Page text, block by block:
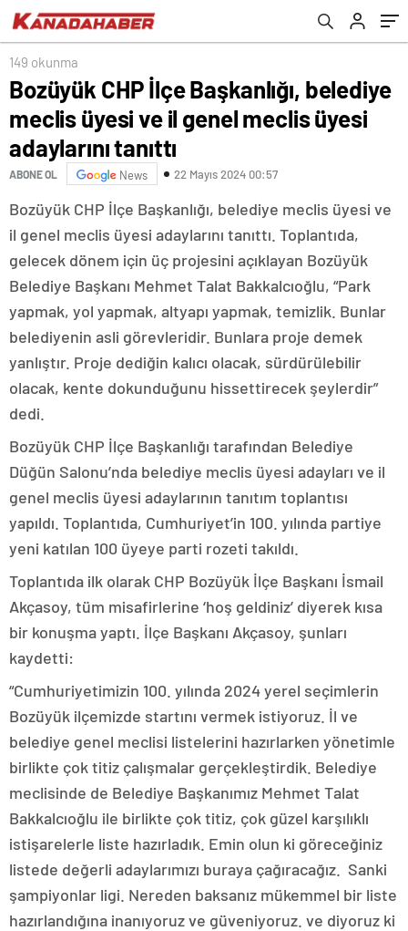
149 okunma
Bozüyük CHP İlçe Başkanlığı, belediye
meclis üyesi ve il genel meclis üyesi
adaylarını tanıttı
ABONE OL News 22 Mayıs 2024 00:57
Bozüyük CHP İlçe Başkanlığı, belediye meclis üyesi ve
il genel meclis üyesi adaylarını tanıttı. Toplantıda,
gelecek dönem için üç projesini açıklayan Bozüyük
Belediye Başkanı Mehmet Talat Bakkalcıoğlu, “Park
yapmak, yol yapmak, altyapı yapmak, temizlik. Bunlar
belediyenin asli görevleridir. Bunlara proje demek
yanlıştır. Proje dediğin kalıcı olacak, sürdürülebilir
olacak, kente dokunduğunu hissettirecek şeylerdir”
dedi.
Bozüyük CHP İlçe Başkanlığı tarafından Belediye
Düğün Salonu’nda belediye meclis üyesi adayları ve il
genel meclis üyesi adaylarının tanıtım toplantısı
yapıldı. Toplantıda, Cumhuriyet’in 100. yılında partiye
yeni katılan 100 üyeye parti rozeti takıldı.
Toplantıda ilk olarak CHP Bozüyük İlçe Başkanı İsmail
Akçasoy, tüm misafirlerine ‘hoş geldiniz’ diyerek kısa
bir konuşma yaptı. İlçe Başkanı Akçasoy, şunları
kaydetti:
“Cumhuriyetimizin 100. yılında 2024 yerel seçimlerin
Bozüyük ilçemizde startını vermek istiyoruz. İl ve
belediye genel meclisi listelerini hazırlarken yönetimle
birlikte çok titiz çalışmalar gerçekleştirdik. Belediye
meclisinde de Belediye Başkanımız Mehmet Talat
Bakkalcıoğlu ile birlikte çok titiz, çok güzel karşılıklı
istişarelerle liste hazırladık. Emin olun ki göreceğiniz
listede değerli adaylarımızı buraya çağıracağız. Sanki
şampiyonlar ligi. Nereden baksanız mükemmel bir liste
hazırlandığına inanıyoruz ve güveniyoruz. ve diyoruz ki